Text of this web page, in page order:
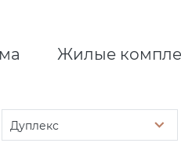
Жилые
Дуплекс